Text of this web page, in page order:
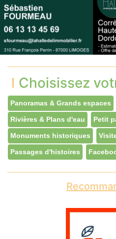
Choisissez
Panoramas & Grands espaces
Rivières & Plans d'eau Petit
Monuments historiques
Passages d'histoires